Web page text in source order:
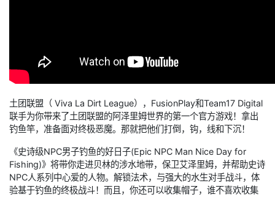
土团联盟（ Viva La Dirt League），FusionPlay和Team17 Digital
联手为你带来了土团联盟的阿泽里姆世界的第一个官方游戏！拿出
钓鱼竿，准备面对终极恶魔。那就把他们打倒，钩，线和下沉！
《史诗级NPC男子钓鱼的好日子(Epic NPC Man Nice Day for
Fishing)》将带你走进贝林的涉水地带，保卫艾泽里姆，并帮助史诗
NPC人系列中心爱的人物。解锁法术，与强大的水生对手战斗，体
验基于钓鱼的终极战斗！而且，你还可以收集帽子，谁不喜欢收集